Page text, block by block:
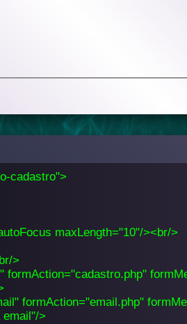
cadastro">
maxLength="10"/><br/>
>
formAction="email.php"
email"/>